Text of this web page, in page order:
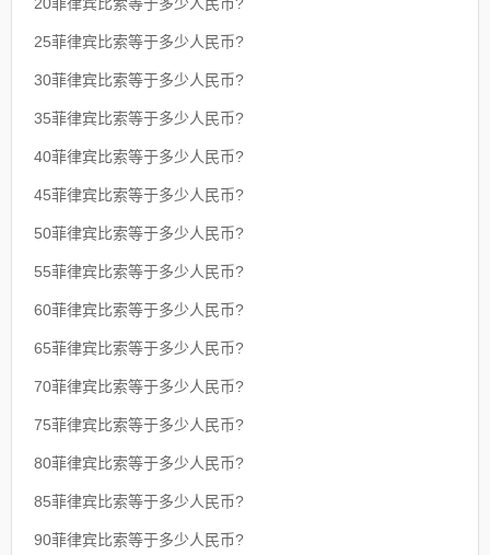
20菲律宾比索等于多少人民币?
25菲律宾比索等于多少人民币?
30菲律宾比索等于多少人民币?
35菲律宾比索等于多少人民币?
40菲律宾比索等于多少人民币?
45菲律宾比索等于多少人民币?
50菲律宾比索等于多少人民币?
55菲律宾比索等于多少人民币?
60菲律宾比索等于多少人民币?
65菲律宾比索等于多少人民币?
70菲律宾比索等于多少人民币?
75菲律宾比索等于多少人民币?
80菲律宾比索等于多少人民币?
85菲律宾比索等于多少人民币?
90菲律宾比索等于多少人民币?